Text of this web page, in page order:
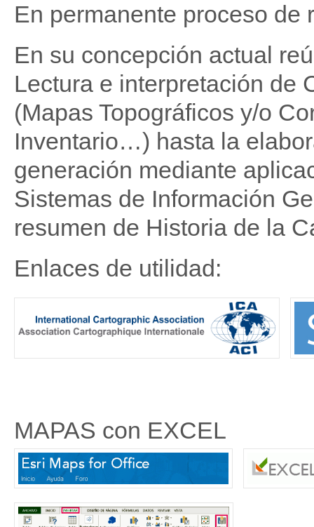
En permanente proceso de
En su concepción actual
Lectura e interpretación de
(Mapas Topográficos y/o
Inventario…) hasta la
generación mediante
Sistemas de Información
resumen de Historia de la
Enlaces de utilidad:
MAPAS con EXCEL